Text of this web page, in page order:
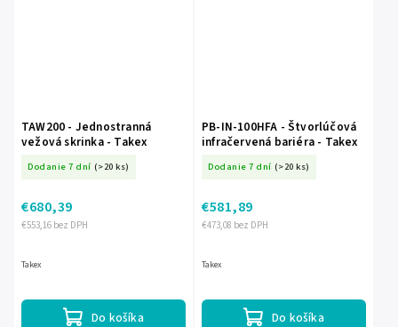
TAW200 - Jednostranná
vežová skrinka - Takex
Dodanie 7 dní (>20 ks)
€553,16 bez DPH
€680,39
Do košíka
Takex
PB-IN-100HFA - Štvorlúčová
infračervená bariéra - Takex
Dodanie 7 dní (>20 ks)
€473,08 bez DPH
€581,89
Do košíka
Takex